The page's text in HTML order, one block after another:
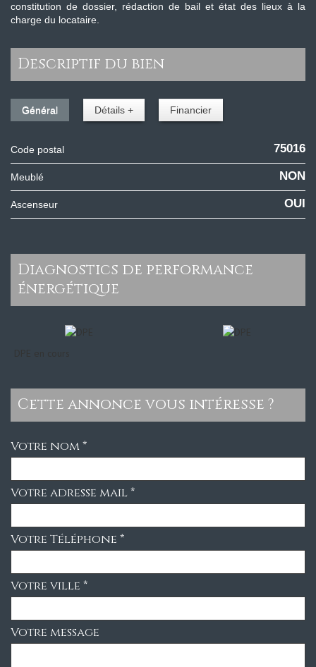
constitution de dossier, rédaction de bail et état des lieux à la
charge du locataire.
descriptif du bien
Général Détails + Financier
Code postal 75016
Meublé NON
Ascenseur OUI
diagnostics de performance
énergétique
cette annonce vous intéresse ?
Votre nom *
Votre adresse mail *
Votre Téléphone *
Votre ville *
Votre message